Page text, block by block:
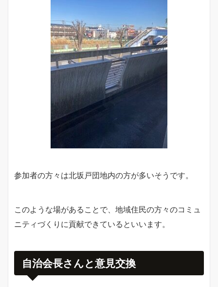
参加者の方々は北坂戸団地内の方が多いそうです。
このような場があることで、地域住民の方々のコミュ
ニティづくりに貢献できているといいます。
自治会長さんと意見交換